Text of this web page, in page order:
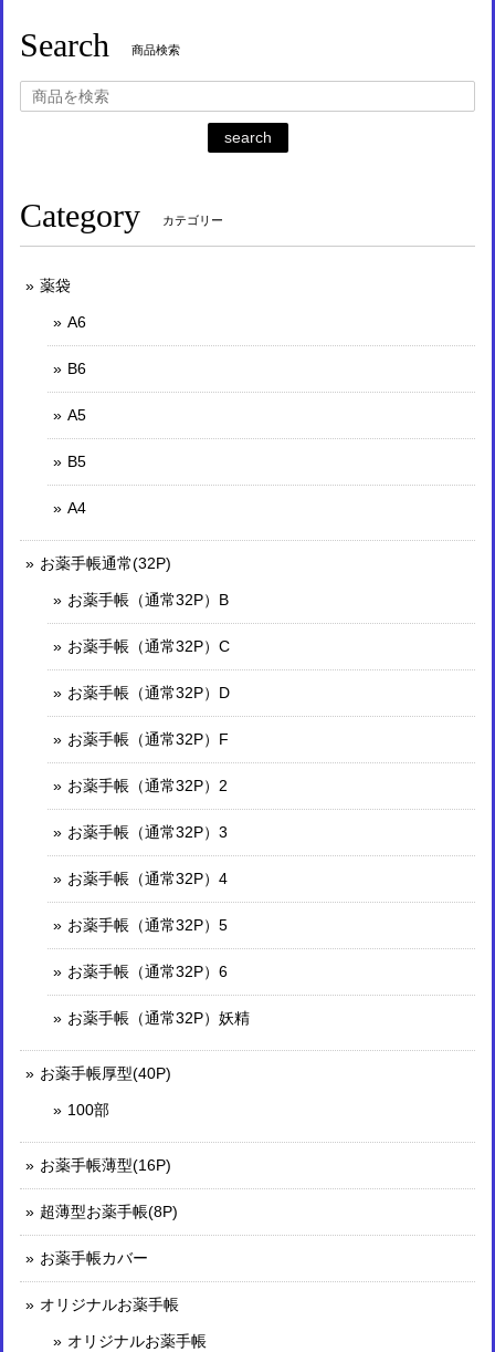
Search 商品検索
search
Category カテゴリー
薬袋
A6
B6
A5
B5
A4
お薬手帳通常(32P)
お薬手帳（通常32P）B
お薬手帳（通常32P）C
お薬手帳（通常32P）D
お薬手帳（通常32P）F
お薬手帳（通常32P）2
お薬手帳（通常32P）3
お薬手帳（通常32P）4
お薬手帳（通常32P）5
お薬手帳（通常32P）6
お薬手帳（通常32P）妖精
お薬手帳厚型(40P)
100部
お薬手帳薄型(16P)
超薄型お薬手帳(8P)
お薬手帳カバー
オリジナルお薬手帳
オリジナルお薬手帳